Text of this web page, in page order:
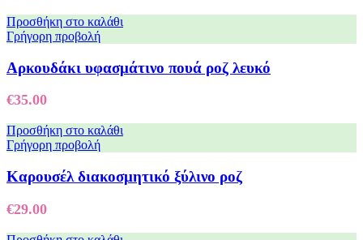
Προσθήκη στο καλάθι
Γρήγορη προβολή
Αρκουδάκι υφασμάτινο πουά ροζ λευκό
€35.00
Προσθήκη στο καλάθι
Γρήγορη προβολή
Καρουσέλ διακοσμητικό ξύλινο ροζ
€29.00